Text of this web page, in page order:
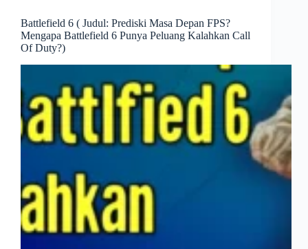
Battlefield 6 ( Judul: Prediski Masa Depan FPS?
Mengapa Battlefield 6 Punya Peluang Kalahkan Call
Of Duty?)